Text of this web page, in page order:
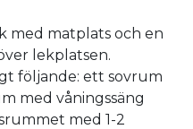
med matplats och en
lekplatsen.
följande: ett sovrum
med våningssäng
med 1-2